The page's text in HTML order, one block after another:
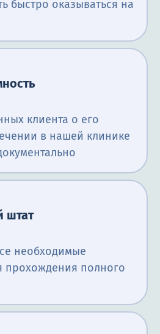
быстро оказываться на
клиента о его
в нашей клинике
штат
необходимые
прохождения полного